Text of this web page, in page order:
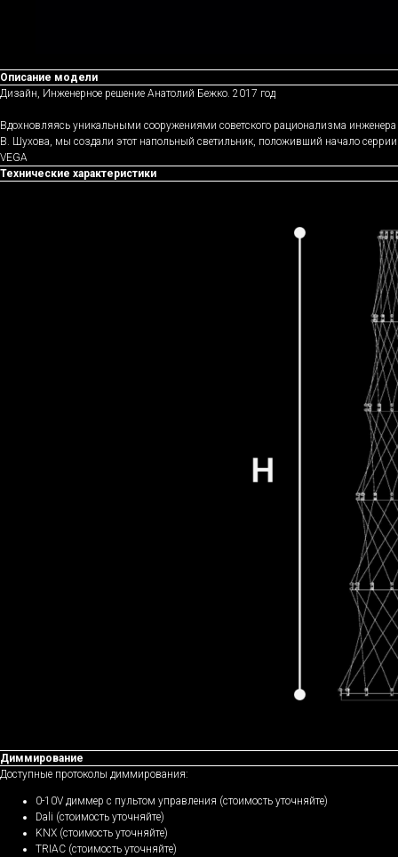
Описание модели
Дизайн, Инженерное решение Анатолий Бежко. 2017 год
Вдохновляясь уникальными сооружениями советского рационализма инженера
В. Шухова, мы создали этот напольный светильник, положивший начало серрии
VEGA
Технические характеристики
Диммирование
Доступные протоколы диммирования:
0-10V диммер с пультом управления (стоимость уточняйте)
Dali (стоимость уточняйте)
KNX (стоимость уточняйте)
TRIAC (стоимость уточняйте)